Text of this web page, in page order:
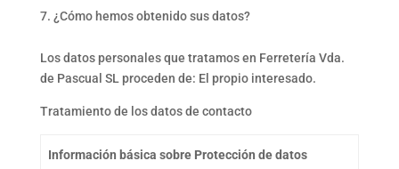
¿Cómo hemos obtenido sus datos?
Los datos personales que tratamos en Ferretería Vda.
de Pascual SL proceden de: El propio interesado.
Tratamiento de los datos de contacto
Información básica sobre Protección de datos